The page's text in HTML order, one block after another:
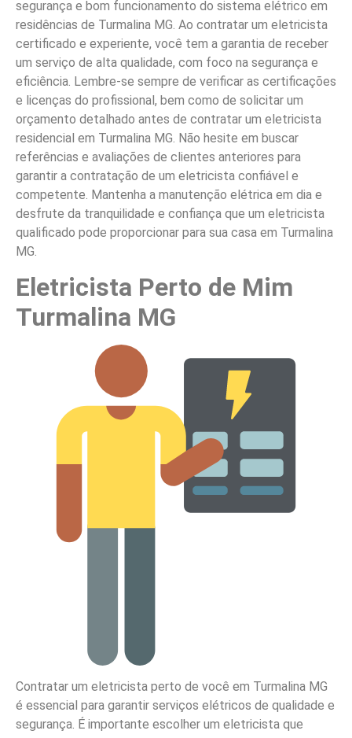
segurança e bom funcionamento do sistema elétrico em
residências de Turmalina MG. Ao contratar um eletricista
certificado e experiente, você tem a garantia de receber
um serviço de alta qualidade, com foco na segurança e
eficiência. Lembre-se sempre de verificar as certificações
e licenças do profissional, bem como de solicitar um
orçamento detalhado antes de contratar um eletricista
residencial em Turmalina MG. Não hesite em buscar
referências e avaliações de clientes anteriores para
garantir a contratação de um eletricista confiável e
competente. Mantenha a manutenção elétrica em dia e
desfrute da tranquilidade e confiança que um eletricista
qualificado pode proporcionar para sua casa em Turmalina
MG.
Eletricista Perto de Mim
Turmalina MG
Contratar um eletricista perto de você em Turmalina MG
é essencial para garantir serviços elétricos de qualidade e
segurança. É importante escolher um eletricista que